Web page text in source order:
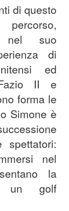
di questo
nel suo
di
ed
II e
forma le
Simone è
nel
la
un golf